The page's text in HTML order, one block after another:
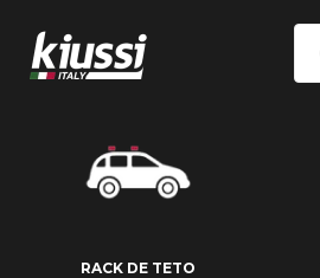
RACK DE TETO